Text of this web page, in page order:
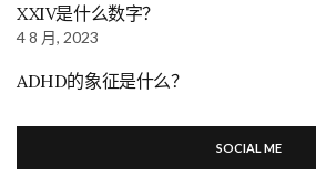
XXIV是什么数字？
4 8 月, 2023
ADHD的象征是什么？
SOCIAL ME